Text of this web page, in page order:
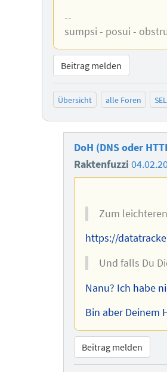
--
sumpsi - posui -
Beitrag melden
Übersicht alle Foren
DoH (DNS oder
Raktenfuzzi
Zum
https://
Und falls Du
Nanu? Ich habe
Bin aber Deinem
Beitrag melden